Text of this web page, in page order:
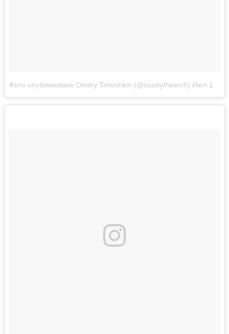
Фото опубликовано Dmitry Timoshkin (@crustythearch) Июл 16 2016 в 2:29 PDT